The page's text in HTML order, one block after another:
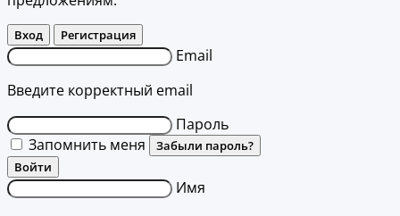
Вход Регистрация
Email
Введите корректный email
Пароль
Запомнить меня
Забыли пароль?
Войти
Имя